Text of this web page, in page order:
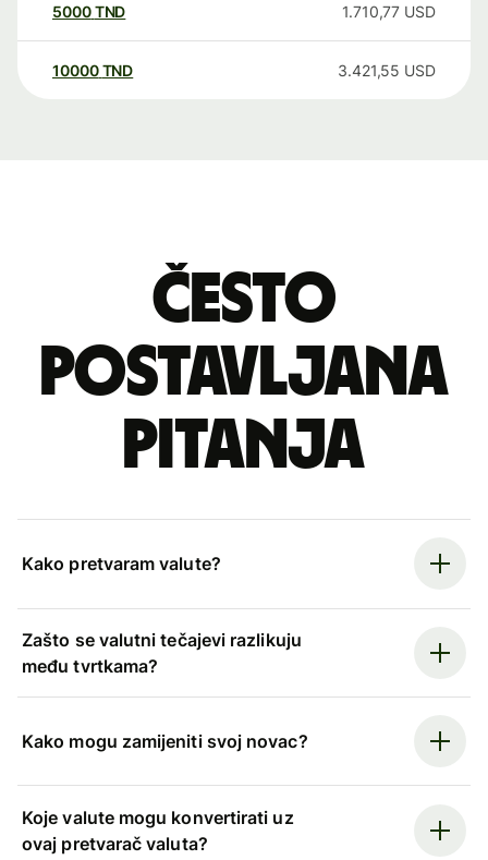
5000TND 1.710,77 USD
10000 TND 3.421,55 USD
Često
postavljana
pitanja
Kako pretvaram valute?
Zašto se valutni tečajevi razlikuju
među tvrtkama?
Kako mogu zamijeniti svoj novac?
Koje valute mogu konvertirati uz
ovaj pretvarač valuta?